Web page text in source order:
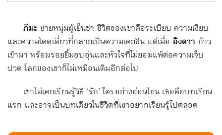
ภีมะ ชายหนุ่มผู้เย็นชา ชีวิตของเขาคือระเบียบ ความเงียบ
และความโดดเดี่ยวที่กลายเป็นความเคยชิน แต่เมื่อ อิงดาว ก้าว
เข้ามา พร้อมรอยยิ้มอบอุ่นและหัวใจที่ไม่ยอมแพ้ต่อความเจ็บ
ปวด โลกของเขาก็ไม่เหมือนเดิมอีกต่อไป
เขาไม่เคยเรียนรู้วิธี ‘รัก’ ใครอย่างอ่อนโยน เธอคือบทเรียน
แรก และอาจเป็นบทเดียวในชีวิตที่เขาอยากเรียนรู้ไปตลอด